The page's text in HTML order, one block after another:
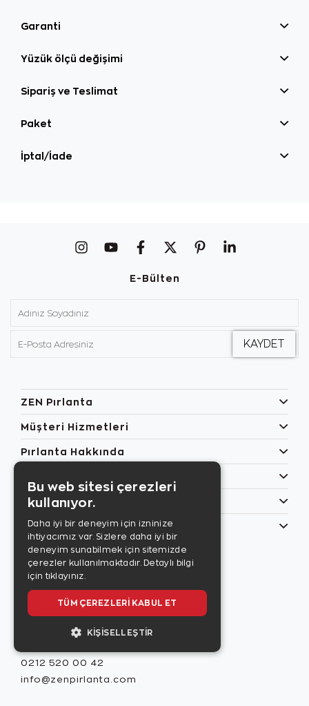
Garanti
Yüzük ölçü değişimi
Sipariş ve Teslimat
Paket
İptal/İade
E-Bülten
ZEN Pırlanta
Müşteri Hizmetleri
Pırlanta Hakkında
Özel Günler
Bilgilerim
Son sayıyı
0212 520 00 42
info@zenpirlanta.com
Bu web sitesi çerezleri
kullanıyor.
Daha iyi bir deneyim için izninize
ihtiyacımız var. Sizlere daha iyi bir
deneyim sunabilmek için sitemizde
çerezler kullanılmaktadır. Detaylı bilgi
için tıklayınız.
TÜM ÇEREZLERI KABUL ET
KIŞISELLEŞTIR